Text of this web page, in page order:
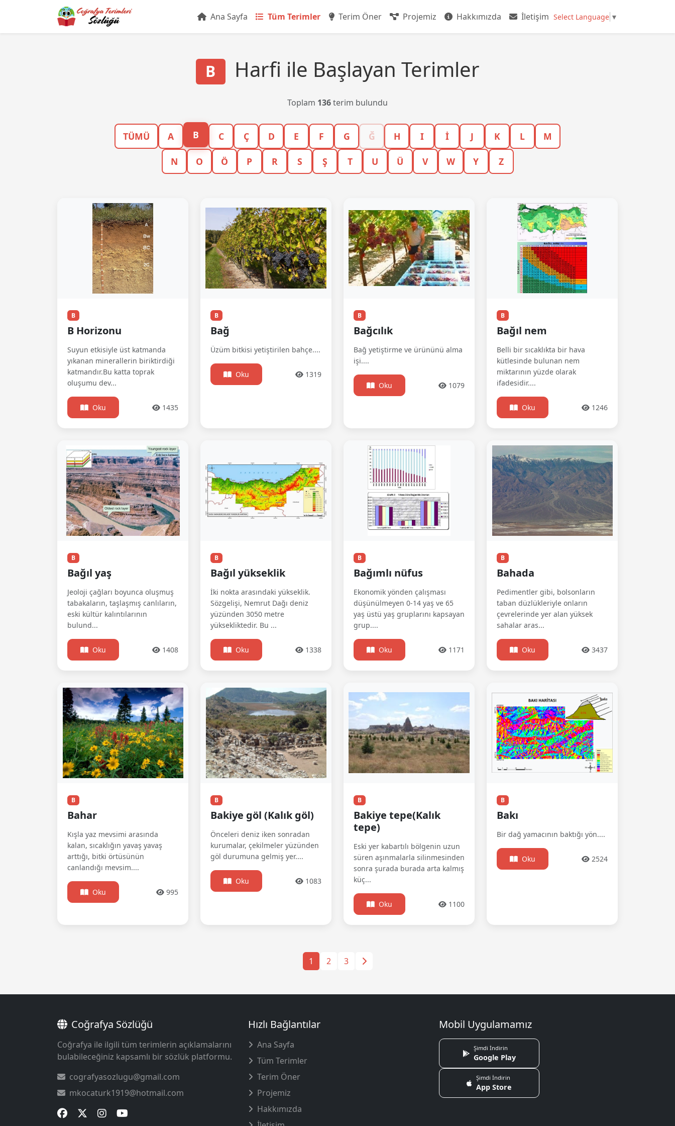
Ana Sayfa Tüm Terimler Terim Öner Projemiz Hakkımızda İletişim Select Language ▼
B Harfi ile Başlayan Terimler
Toplam 136terim bulundu
TÜMÜ A B C Ç D E F G Ğ H I İ J K L M
N O Ö P R S Ş T U Ü V W Y Z
B
B Horizonu
Suyun etkisiyle üst katmanda
yıkanan minerallerin biriktirdiği
katmandır.Bu katta toprak
oluşumu dev...
Oku 1435
B
Bağ
Üzüm bitkisi yetiştirilen bahçe....
Oku 1319
B
Bağcılık
Bağ yetiştirme ve ürününü alma
işi....
Oku 1079
B
Bağıl nem
Belli bir sıcaklıkta bir hava
kütlesinde bulunan nem
miktarının yüzde olarak
ifadesidir....
Oku 1246
B
Bağıl yaş
Jeoloji çağları boyunca oluşmuş
tabakaların, taşlaşmış canlıların,
eski kültür kalıntılarının
bulund...
Oku 1408
B
Bağıl yükseklik
İki nokta arasındaki yükseklik.
Sözgelişi, Nemrut Dağı deniz
yüzünden 3050 metre
yüksekliktedir. Bu ...
Oku 1338
B
Bağımlı nüfus
Ekonomik yönden çalışması
düşünülmeyen 0-14 yaş ve 65
yaş üstü yaş gruplarını kapsayan
grup....
Oku 1171
B
Bahada
Pedimentler gibi, bolsonların
taban düzlükleriyle onların
çevrelerinde yer alan yüksek
sahalar aras...
Oku 3437
B
Bahar
Kışla yaz mevsimi arasında
kalan, sıcaklığın yavaş yavaş
arttığı, bitki örtüsünün
canlandığı mevsim....
Oku 995
B
Bakiye göl (Kalık göl)
Önceleri deniz iken sonradan
kurumalar, çekilmeler yüzünden
göl durumuna gelmiş yer....
Oku 1083
B
Bakiye tepe(Kalık
tepe)
Eski yer kabartılı bölgenin uzun
süren aşınmalarla silinmesinden
sonra şurada burada arta kalmış
küç...
Oku 1100
B
Bakı
Bir dağ yamacının baktığı yön....
Oku 2524
1 2 3
Coğrafya Sözlüğü
Coğrafya ile ilgili tüm terimlerin açıklamalarını
bulabileceğiniz kapsamlı bir sözlük platformu.
cografyasozlugu@gmail.com
mkocaturk1919@hotmail.com
Hızlı Bağlantılar
Ana Sayfa
Tüm Terimler
Terim Öner
Projemiz
Hakkımızda
Mobil Uygulamamız
Şimdi İndirin
Google Play
Şimdi İndirin
App Store